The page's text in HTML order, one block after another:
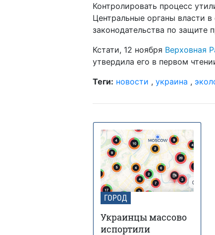
Контролировать процесс
Центральные органы власти
законодательства по защите
Кстати, 12 ноября Верховная
утвердила его в первом
Теги: новости , украина ,
ГОРОД
Украинцы массово
испортили